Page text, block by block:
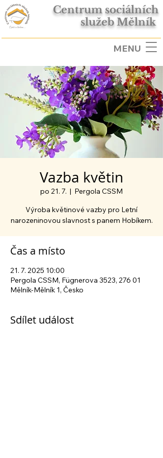
Centrum sociálních
služeb Mělník
MENU
Vazba květin
po 21. 7.
  |
Pergola CSSM
Výroba květinové vazby pro Letní
narozeninovou slavnost s panem Hobíkem.
Čas a místo
21. 7. 2025 10:00
Pergola CSSM, Fügnerova 3523, 276 01
Mělník-Mělník 1, Česko
Sdílet událost